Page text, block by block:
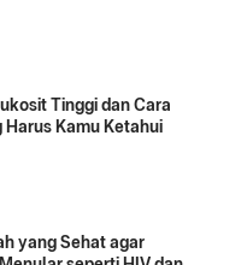
Tinggi dan Cara
Kamu Ketahui
yang Sehat agar